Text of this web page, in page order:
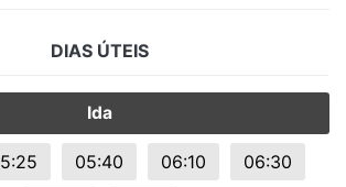
DIAS ÚTEIS
Ida
05:40 06:10
06:30